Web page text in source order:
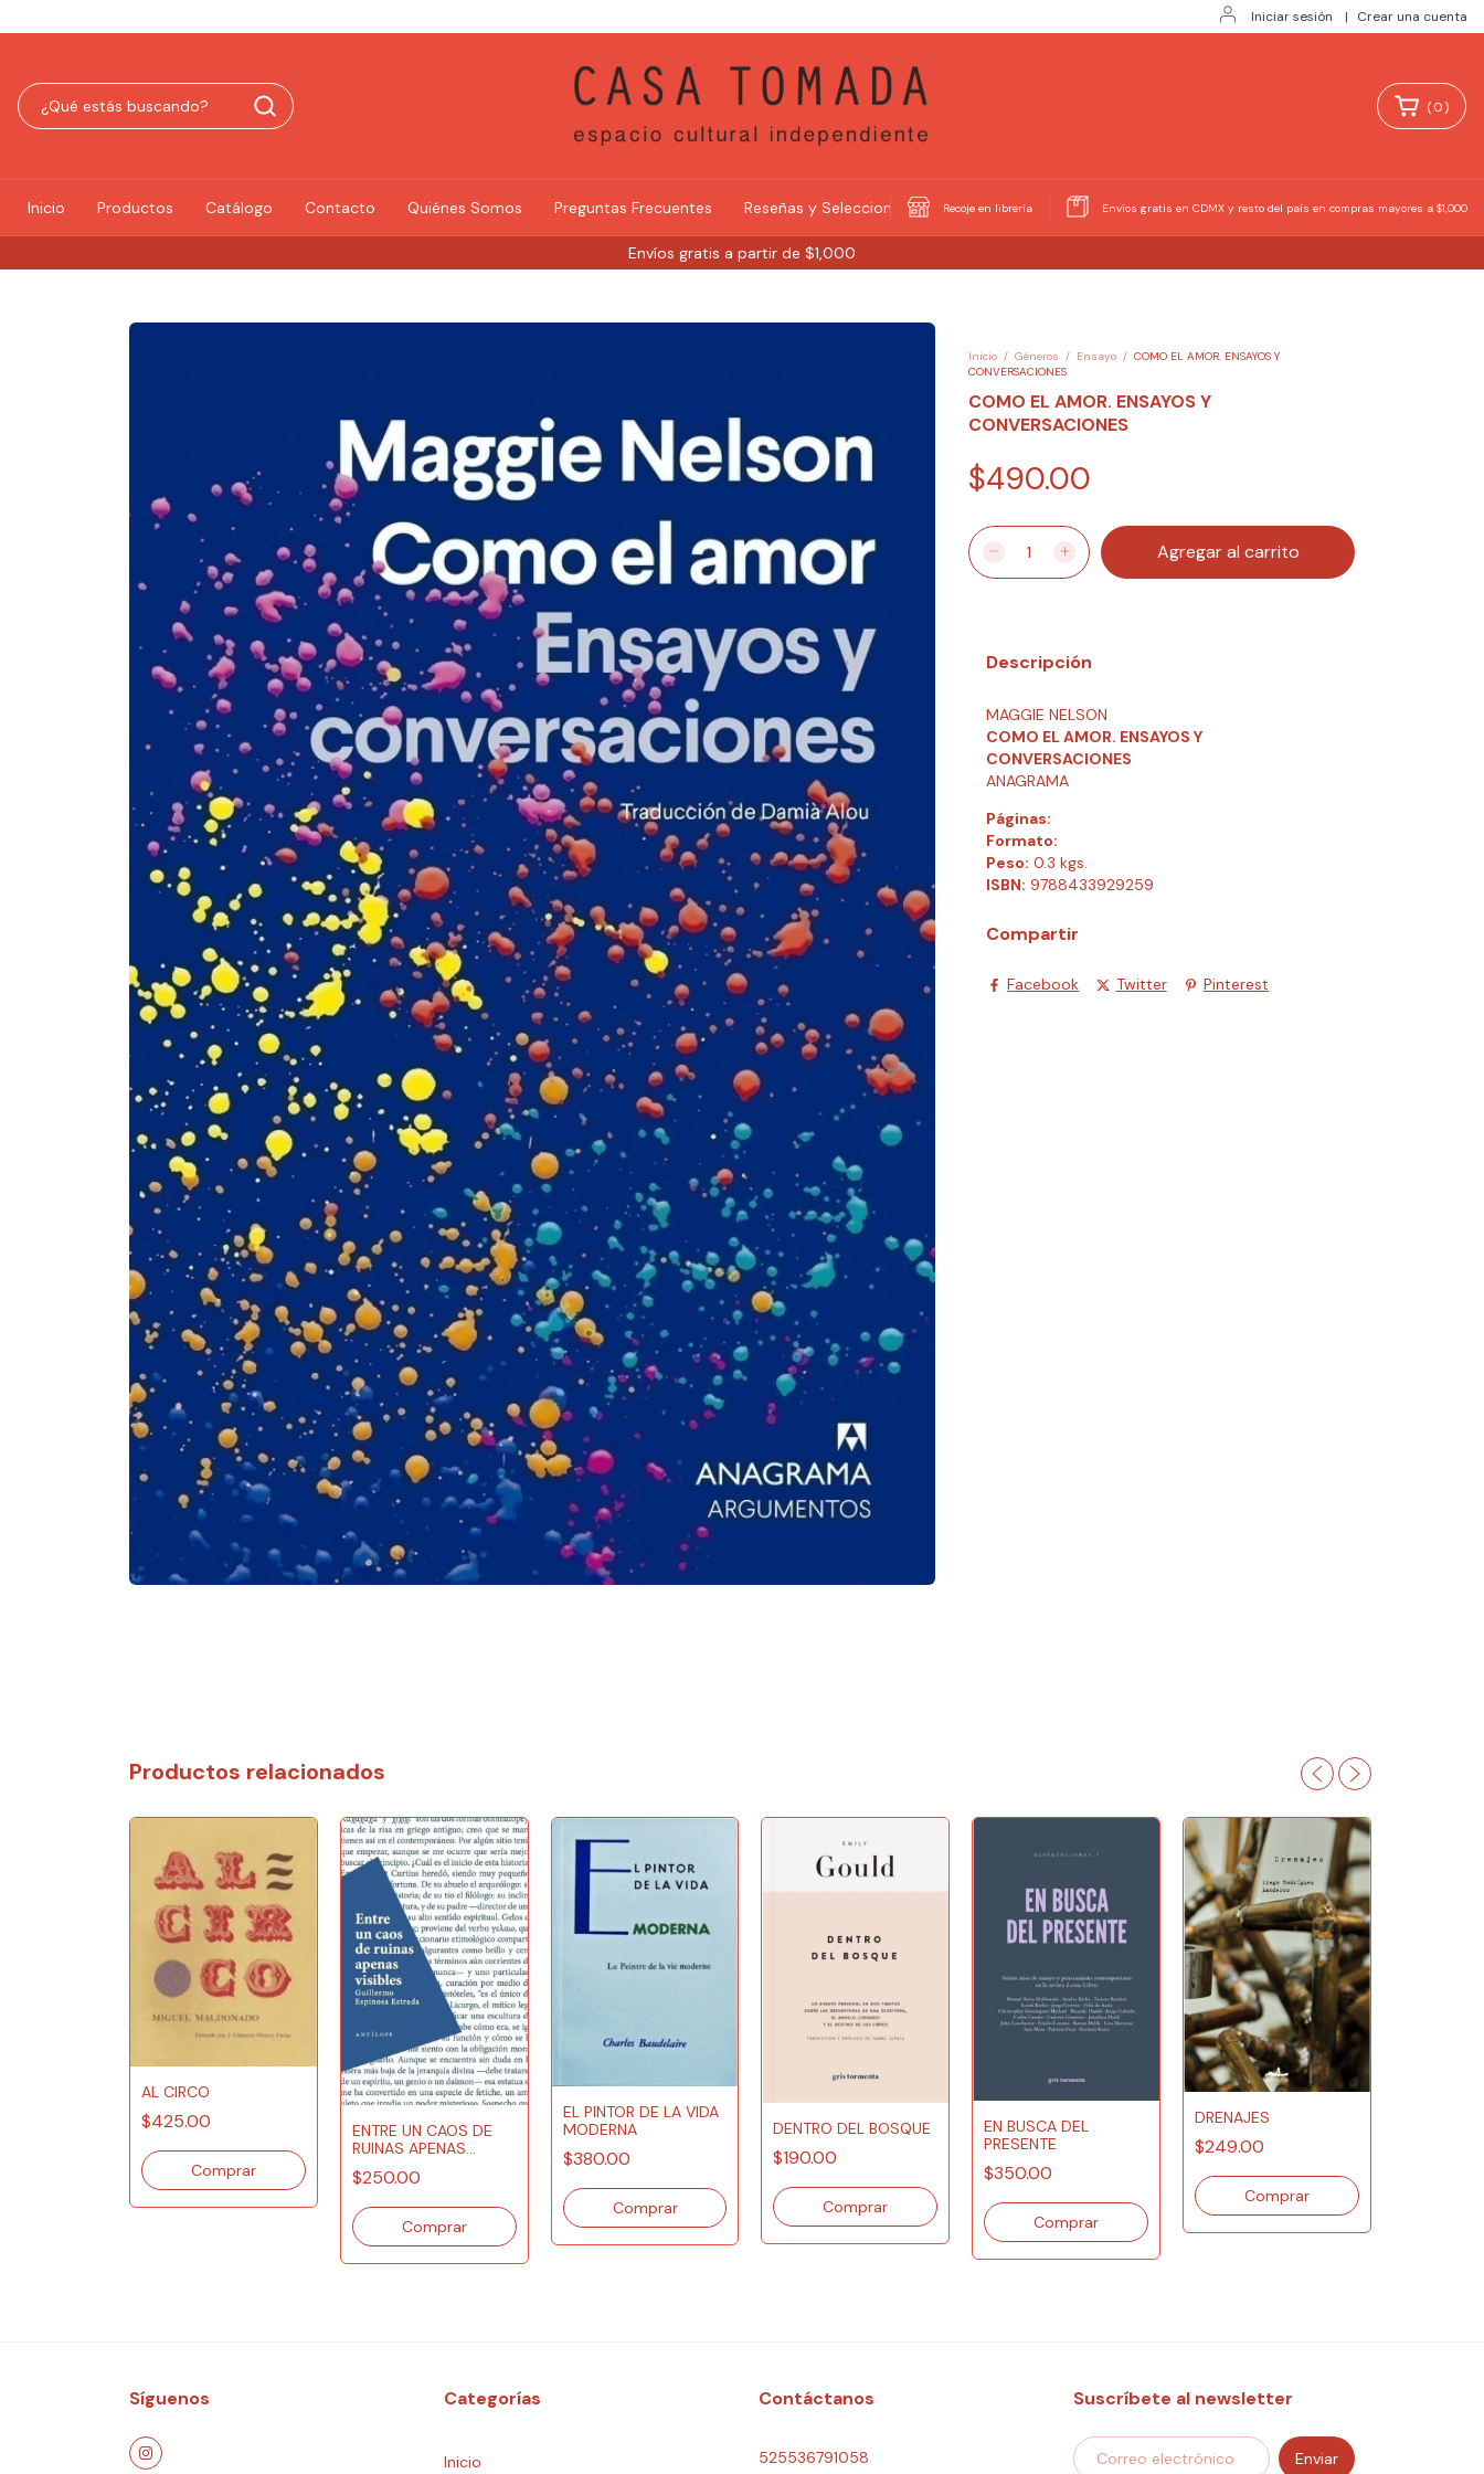
Iniciar sesión | Crear una cuenta
Envíos gratis a partir de $1,000
(0)
Inicio Productos Catálogo Contacto Quiénes Somos Preguntas Frecuentes Reseñas y Selecciones Recoje en librería Envíos gratis en CDMX y resto del país en compras mayores a $1,000
Inicio / Géneros / Ensayo / COMO EL AMOR. ENSAYOS Y
CONVERSACIONES
COMO EL AMOR. ENSAYOS Y
CONVERSACIONES
$490.00
Descripción
MAGGIE NELSON
COMO EL AMOR. ENSAYOS Y
CONVERSACIONES
ANAGRAMA
Páginas:
Formato:
Peso: 0.3 kgs.
ISBN: 9788433929259
Compartir
Facebook Twitter Pinterest
Productos relacionados
AL CIRCO
$425.00
ENTRE UN CAOS DE
RUINAS APENAS
VISIBLES
$250.00
EL PINTOR DE LA VIDA
MODERNA
$380.00
DENTRO DEL BOSQUE
$190.00
EN BUSCA DEL
PRESENTE
$350.00
DRENAJES
$249.00
Síguenos Categorías
Inicio
Contáctanos
525536791058
Suscríbete al newsletter